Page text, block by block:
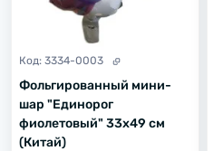
Код: 3334-0003
Фольгированный мини-
шар "Единорог
фиолетовый" 33х49 см
(Китай)